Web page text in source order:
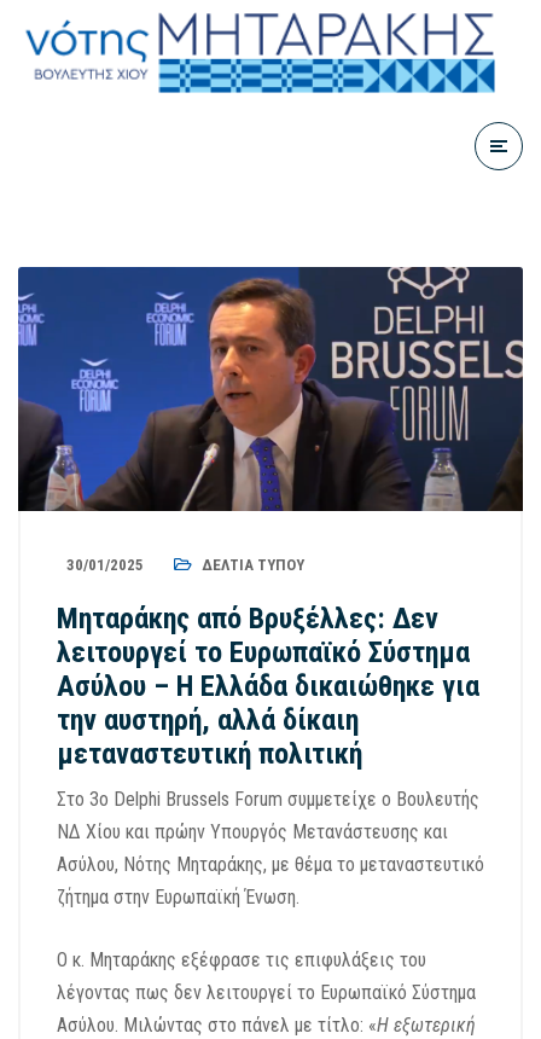
30/01/2025 ΔΕΛΤΊΑ ΤΎΠΟΥ
Μηταράκης από Βρυξέλλες: Δεν
λειτουργεί το Ευρωπαϊκό Σύστημα
Ασύλου – Η Ελλάδα δικαιώθηκε για
την αυστηρή, αλλά δίκαιη
μεταναστευτική πολιτική
Στο 3ο Delphi Brussels Forum συμμετείχε ο Βουλευτής
ΝΔ Χίου και πρώην Υπουργός Μετανάστευσης και
Ασύλου, Νότης Μηταράκης, με θέμα το μεταναστευτικό
ζήτημα στην Ευρωπαϊκή Ένωση.
Ο κ. Μηταράκης εξέφρασε τις επιφυλάξεις του
λέγοντας πως δεν λειτουργεί το Ευρωπαϊκό Σύστημα
Ασύλου. Μιλώντας στο πάνελ με τίτλο: «Η εξωτερική